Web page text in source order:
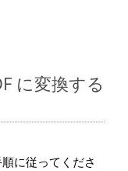
に変換する
に従ってくださ